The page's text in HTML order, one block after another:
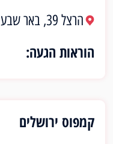
הרצל 39, באר שבע
הוראות הגעה:
קמפוס ירושלים